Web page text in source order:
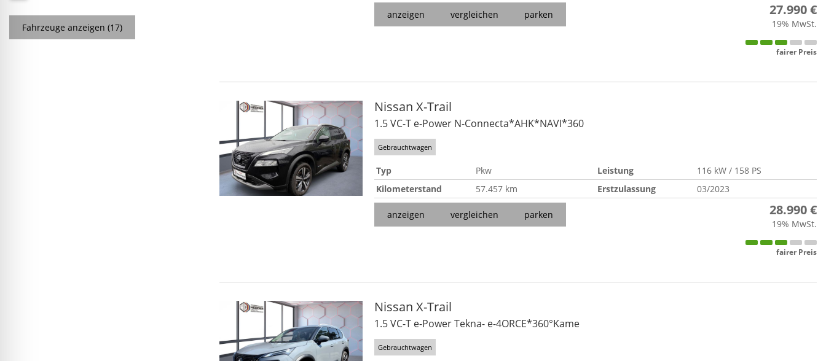
Fahrzeuge anzeigen (17)
anzeigen vergleichen parken 27.990 €
19% MwSt.
fairer Preis
Nissan X-Trail
1.5 VC-T e-Power N-Connecta*AHK*NAVI*360
Gebrauchtwagen
Typ Pkw Leistung
116 kW / 158 PS
Kilometerstand
57.457 km Erstzulassung 03/2023
anzeigen vergleichen parken 28.990 €
19% MwSt.
fairer Preis
Nissan X-Trail
1.5 VC-T e-Power Tekna- e-4ORCE*360°Kame
Gebrauchtwagen